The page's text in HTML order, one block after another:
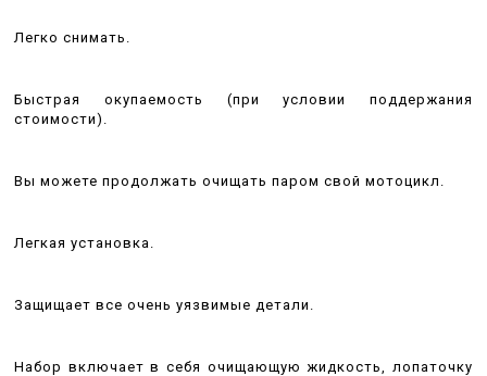
Легко снимать.
Быстрая окупаемость (при условии поддержания
стоимости).
Вы можете продолжать очищать паром свой мотоцикл.
Легкая установка.
Защищает все очень уязвимые детали.
Набор включает в себя очищающую жидкость, лопаточку